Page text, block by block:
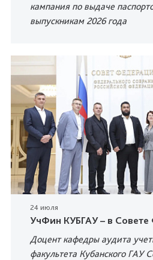
кампания по выдаче
выпускникам 2026 года
24 июля
УчФин КУБГАУ – в
Доцент кафедры аудита
факультета Кубанского ГАУ